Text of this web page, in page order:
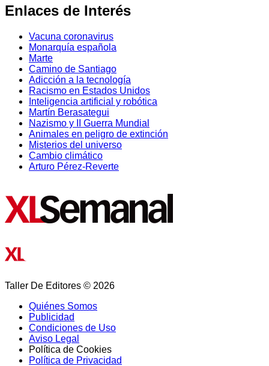
Enlaces de Interés
Vacuna coronavirus
Monarquía española
Marte
Camino de Santiago
Adicción a la tecnología
Racismo en Estados Unidos
Inteligencia artificial y robótica
Martín Berasategui
Nazismo y II Guerra Mundial
Animales en peligro de extinción
Misterios del universo
Cambio climático
Arturo Pérez-Reverte
Taller De Editores © 2026
Quiénes Somos
Publicidad
Condiciones de Uso
Aviso Legal
Política de Cookies
Política de Privacidad